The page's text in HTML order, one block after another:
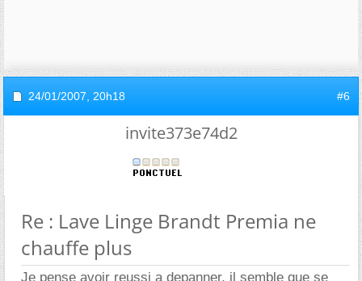
24/01/2007, 20h18 #6
invite373e74d2
Re : Lave Linge Brandt Premia ne
chauffe plus
Je pense avoir reussi a depanner, il semble que se